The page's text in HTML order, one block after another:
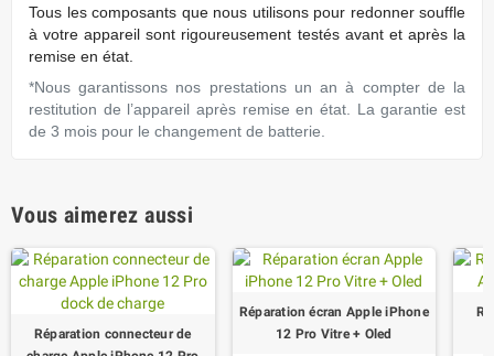
Tous les composants que nous utilisons pour redonner souffle
à votre appareil sont rigoureusement testés avant et après la
remise en état.
*Nous garantissons nos prestations un an à compter de la
restitution de l’appareil après remise en état. La garantie est
de 3 mois pour le changement de batterie.
Vous aimerez aussi
Réparation connecteur de
Réparation écran Apple iPhone
12 Pro Vitre + Oled